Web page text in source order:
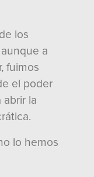
los
a
fuimos
el poder
abrir la
lo hemos